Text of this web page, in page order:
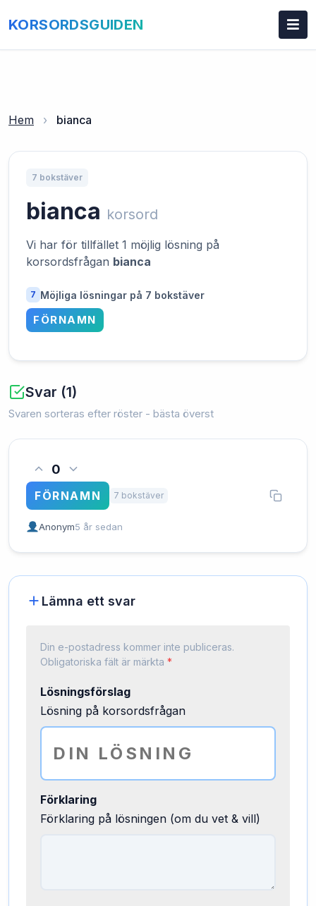
KORSORDSGUIDEN
Hem › bianca
7 bokstäver
bianca korsord
Vi har för tillfället 1 möjlig lösning på
korsordsfrågan bianca
7 Möjliga lösningar på 7 bokstäver
FÖRNAMN
Svar (1)
Svaren sorteras efter röster - bästa överst
0
FÖRNAMN 7 bokstäver
Anonym5 år sedan
Lämna ett svar
Din e-postadress kommer inte publiceras.
Obligatoriska fält är märkta *
Lösningsförslag
Lösning på korsordsfrågan
Förklaring
Förklaring på lösningen (om du vet & vill)